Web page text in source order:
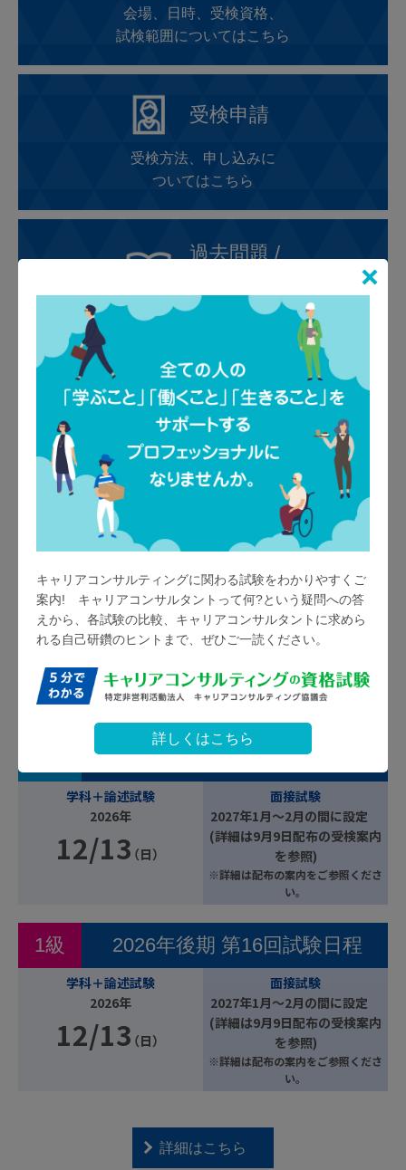
会場、日時、受検資格、
試検範囲についてはこちら
受検申請
受検方法、申し込みに
ついてはこちら
過去問題 /
過去問題のダウンロード
情報集などの販売はこちら
合格発表
過去2回の
試験日程
2026年後期 第37回試験日程
学科＋論述試験
2026年
12/13（日）
面接試験
2027年1月～2月の間に設定
(詳細は9月9日配布の受検案内
を参照)
※詳細は配布の案内をご参照くださ
い。
1級 2026年後期 第16回試験日程
学科＋論述試験
2026年
12/13（日）
面接試験
2027年1月～2月の間に設定
(詳細は9月9日配布の受検案内
を参照)
※詳細は配布の案内をご参照くださ
い。
詳細はこちら
キャリアコンサルティングに関わる試験をわかりやすくご
案内! キャリアコンサルタントって何?という疑問への答
えから、各試験の比較、キャリアコンサルタントに求めら
れる自己研鑽のヒントまで、ぜひご一読ください。
詳しくはこちら